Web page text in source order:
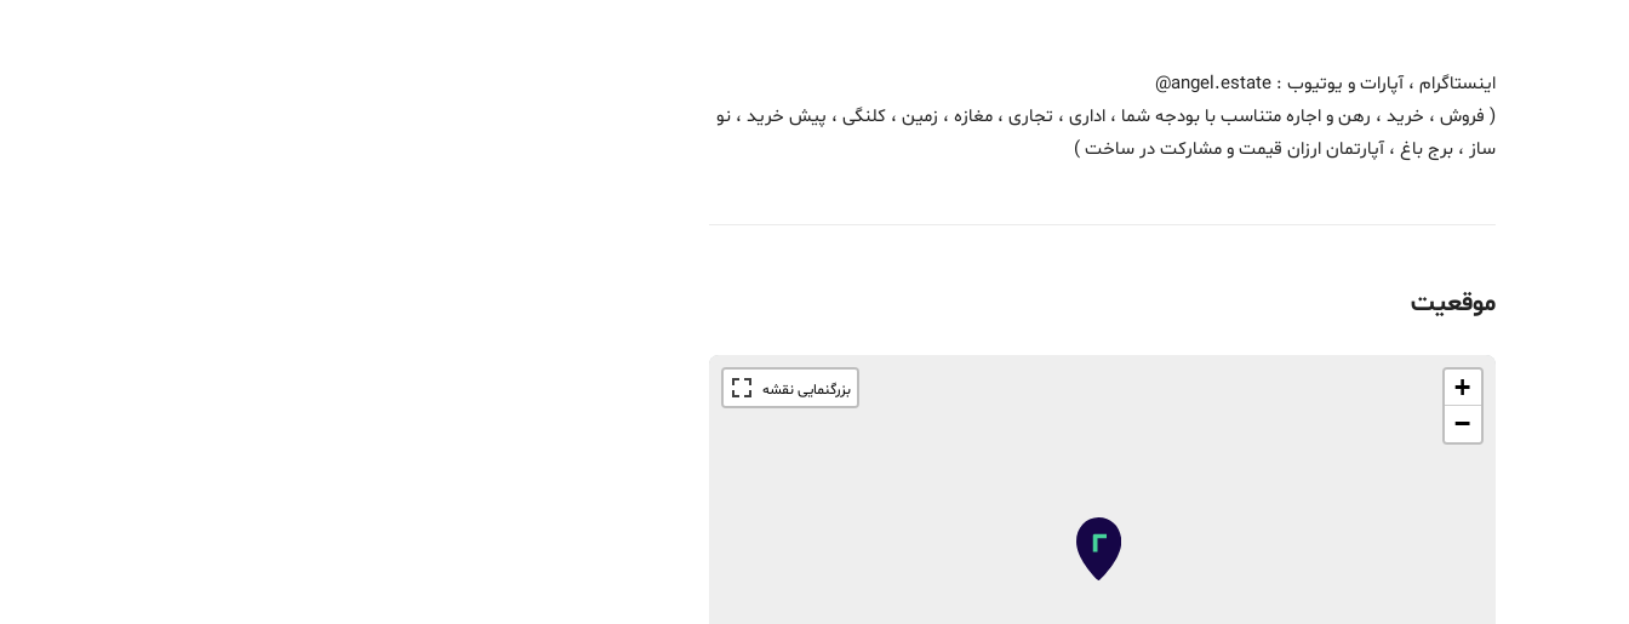
اینستاگرام ، آپارات و یوتیوب : angel.estate@
( فروش ، خرید ، رهن و اجاره متناسب با بودجه شما ، اداری ، تجاری ، مغازه ، زمین ، کلنگی ، پیش خرید ، نو
ساز ، برج باغ ، آپارتمان ارزان قیمت و مشارکت در ساخت )
موقعیت
+
−